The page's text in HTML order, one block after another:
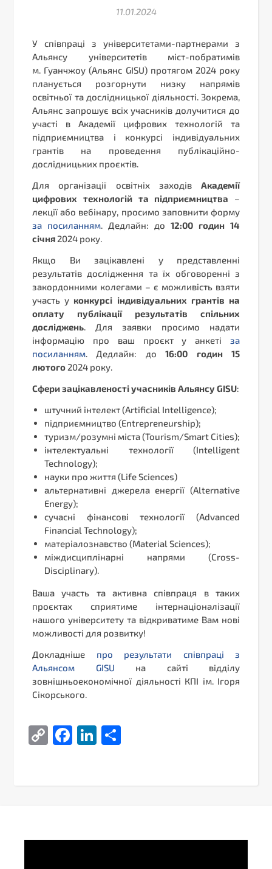
11.01.2024
У співпраці з університетами-партнерами з
Альянсу університетів міст-побратимів
м. Гуанчжоу (Альянс GISU) протягом 2024 року
планується розгорнути низку напрямів
освітньої та дослідницької діяльності. Зокрема,
Альянс запрошує всіх учасників долучитися до
участі в Академії цифрових технологій та
підприємництва і конкурсі індивідуальних
грантів на проведення публікаційно-
дослідницьких проєктів.
Для організації освітніх заходів Академії
цифрових технологій та підприємництва –
лекції або вебінару, просимо заповнити форму
за посиланням. Дедлайн: до 12:00 годин 14
січня 2024 року.
Якщо Ви зацікавлені у представленні
результатів дослідження та їх обговоренні з
закордонними колегами – є можливість взяти
участь у конкурсі індивідуальних грантів на
оплату публікації результатів спільних
досліджень. Для заявки просимо надати
інформацію про ваш проєкт у анкеті за
посиланням. Дедлайн: до16:00 годин 15
лютого 2024 року.
Сфери зацікавленості учасників Альянсу GISU:
штучний інтелект (Artificial Intelligence);
підприємництво (Entrepreneurship);
туризм/розумні міста (Tourism/Smart Cities);
інтелектуальні технології (Intelligent
Technology);
науки про життя (Life Sciences)
альтернативні джерела енергії (Alternative
Energy);
сучасні фінансові технології (Advanced
Financial Technology);
матеріалознавство (Material Sciences);
міждисциплінарні напрями (Cross-
Disciplinary).
Ваша участь та активна співпраця в таких
проєктах сприятиме інтернаціоналізації
нашого університету та відкриватиме Вам нові
можливості для розвитку!
Докладніше про результати співпраці з
Альянсом GISU на сайті відділу
зовнішньоекономічної діяльності КПІ ім. Ігоря
Сікорського.
CopyFacebook
LinkedIn